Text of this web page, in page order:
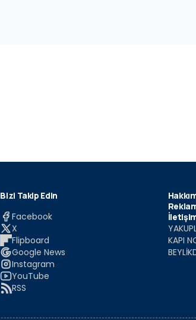
Bizi Takip Edin
Facebook
X
Flipboard
Google News
Instagram
YouTube
RSS
KAPI